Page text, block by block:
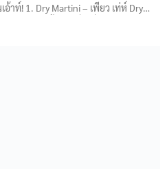
าท์! 1. Dry Martini – เพียว เท่ห์ Dry